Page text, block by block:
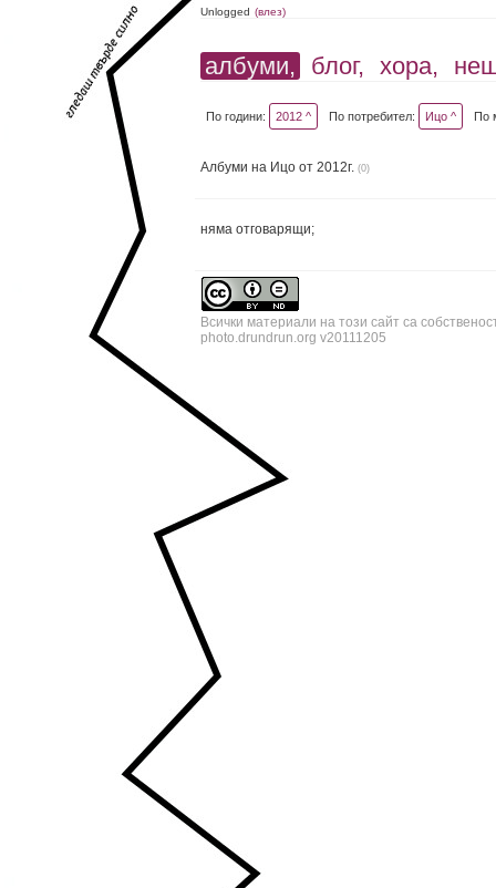
Unlogged (влез)
албуми, блог, хора,
По години: 2012 ^ По потребител: Ицо ^ По
Албуми на Ицо от 2012г. (0)
няма отговарящи;
Всички материали на този сайт са
photo.drundrun.org v20111205